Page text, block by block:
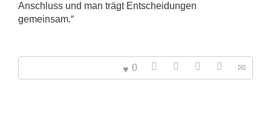
Anschluss und man trägt Entscheidungen
gemeinsam.“
0